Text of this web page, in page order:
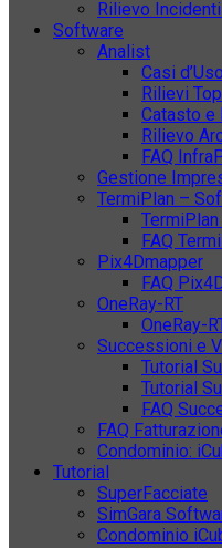
Rilievo
Software
Analist
Casi
Rilievi
Catasto e
Rilievo
FAQ
Gestione
TermiPlan –
FAQ
Pix4Dmapper
FAQ
OneRay-RT
OneRay-
Successioni e
Tutorial
Tutorial
FAQ
FAQ
Condominio:
Tutorial
SuperFacciate
SimGara
Condominio